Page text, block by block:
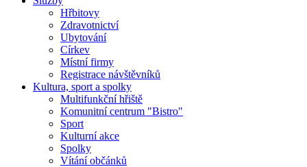
Hřbitovy
Zdravotnictví
Ubytování
Církev
Místní firmy
Registrace návštěvníků
Kultura, sport a spolky
Multifunkční hřiště
Komunitní centrum "Bistro"
Sport
Kulturní akce
Spolky
Vítání občánků